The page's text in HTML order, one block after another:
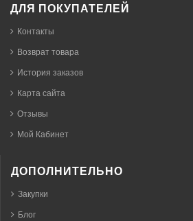
ДЛЯ ПОКУПАТЕЛЕЙ
Контакты
Возврат товара
История заказов
Карта сайта
Отзывы
Мой Кабинет
ДОПОЛНИТЕЛЬНО
Закупки
Блог